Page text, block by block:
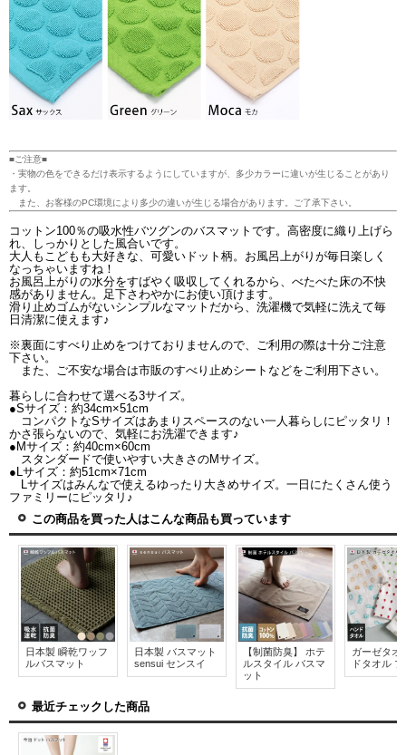
■ご注意■
・実物の色をできるだけ表示するようにしていますが、多少カラーに違いが生じることがあり
ます。
また、お客様のPC環境により多少の違いが生じる場合があります。ご了承下さい。
コットン100％の吸水性バツグンのバスマットです。高密度に織り上げら
れ、しっかりとした風合いです。
大人もこどもも大好きな、可愛いドット柄。お風呂上がりが毎日楽しく
なっちゃいますね！
お風呂上がりの水分をすばやく吸収してくれるから、べたべた床の不快
感がありません。足下さわやかにお使い頂けます。
滑り止めゴムがないシンプルなマットだから、洗濯機で気軽に洗えて毎
日清潔に使えます♪
※裏面にすべり止めをつけておりませんので、ご利用の際は十分ご注意
下さい。
また、ご不安な場合は市販のすべり止めシートなどをご利用下さい。
暮らしに合わせて選べる3サイズ。
●Sサイズ：約34cm×51cm
コンパクトなSサイズはあまりスペースのない一人暮らしにピッタリ！
かさ張らないので、気軽にお洗濯できます♪
●Mサイズ：約40cm×60cm
スタンダードで使いやすい大きさのMサイズ。
●Lサイズ：約51cm×71cm
Lサイズはみんなで使えるゆったり大きめサイズ。一日にたくさん使う
ファミリーにピッタリ♪
この商品を買った人はこんな商品も買っています
日本製 瞬乾ワッフ
ルバスマット
日本製 バスマット
sensui センスイ
【制菌防臭】 ホテ
ルスタイル バスマ
ット
ガーゼタオ
ドタオル
最近チェックした商品